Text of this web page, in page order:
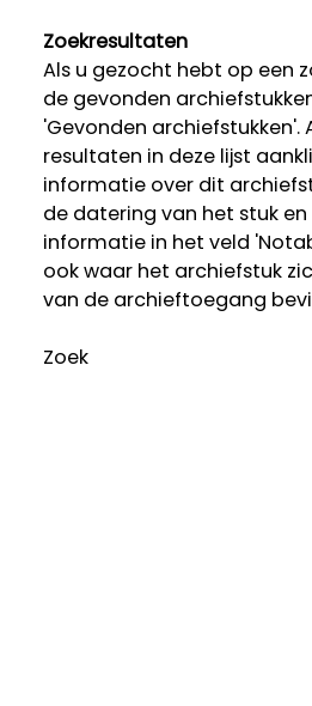
Zoekresultaten
Als u gezocht hebt op een
de gevonden
'Gevonden archiefstukken'.
resultaten in deze lijst
informatie over dit
de datering van het stuk
informatie in het veld
ook waar het archiefstuk
van de archieftoegang
Zoek